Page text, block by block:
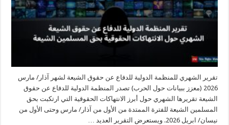
تقرير الشهري للمنظمة الدولية للدفاع عن حقوق الشيعة لشهر آذار/ مارس
2026 (معزز ببيانات حول الحرب) تصدر المنظمة الدولية للدفاع عن حقوق
الشيعة تقريرها الشهري حول أبرز الانتهاكات الحقوقية التي ارتكبت بحق
المسلمين الشيعة للفترة الممتدة من الأول من آذار/ مارس وحتى الأول من
نيسان/ ابريل 2026. ويستعرض التقرير العديد …